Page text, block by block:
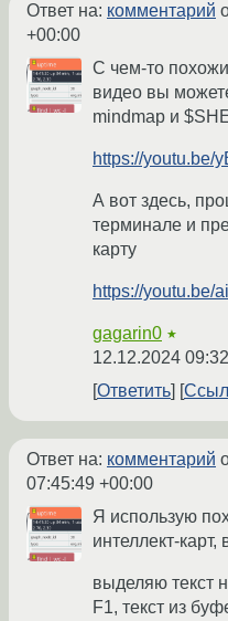
Ответ на: комментарий
+00:00
С чем-то
видео вы
mindmap и
https://youtu.be/
А вот здесь,
терминале и
карту
https://youtu.be/
gagarin0 ★
12.12.2024
Ответить
Ответ на: комментарий
07:45:49 +00:00
Я использую
интеллект-карт,
выделяю текст
F1, текст из